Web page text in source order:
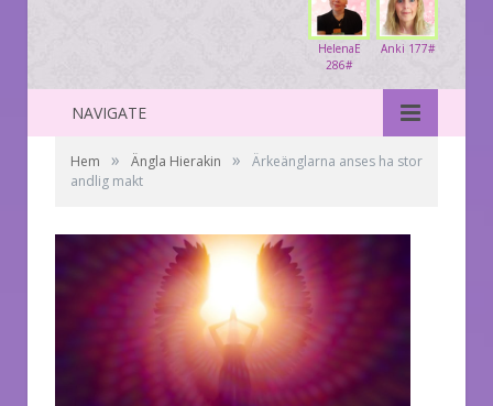
Anki 177#
HelenaE
286#
NAVIGATE
Hem » Ängla Hierakin »
Ärkeänglarna anses ha stor
andlig makt